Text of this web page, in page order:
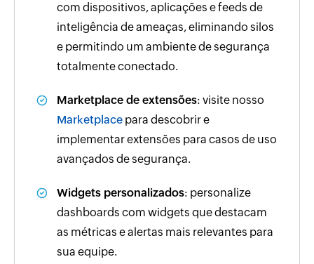
com dispositivos, aplicações e feeds de
inteligência de ameaças, eliminando silos
e permitindo um ambiente de segurança
totalmente conectado.
Marketplace de extensões: visite nosso
Marketplace para descobrir e
implementar extensões para casos de uso
avançados de segurança.
Widgets personalizados: personalize
dashboards com widgets que destacam
as métricas e alertas mais relevantes para
sua equipe.